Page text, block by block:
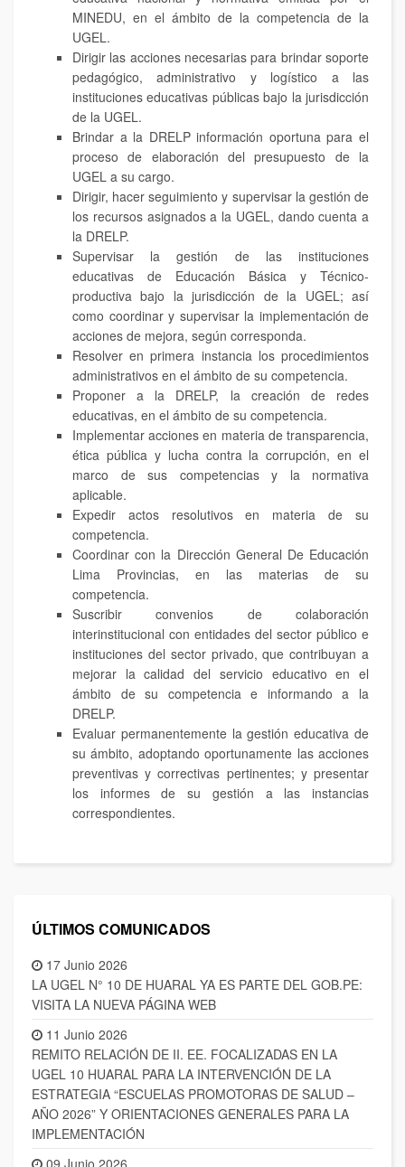
MINEDU, en el ámbito de la competencia de la
UGEL.
Dirigir las acciones necesarias para brindar soporte
pedagógico, administrativo y logístico a las
instituciones educativas públicas bajo la jurisdicción
de la UGEL.
Brindar a la DRELP información oportuna para el
proceso de elaboración del presupuesto de la
UGEL a su cargo.
Dirigir, hacer seguimiento y supervisar la gestión de
los recursos asignados a la UGEL, dando cuenta a
la DRELP.
Supervisar la gestión de las instituciones
educativas de Educación Básica y Técnico-
productiva bajo la jurisdicción de la UGEL; así
como coordinar y supervisar la implementación de
acciones de mejora, según corresponda.
Resolver en primera instancia los procedimientos
administrativos en el ámbito de su competencia.
Proponer a la DRELP, la creación de redes
educativas, en el ámbito de su competencia.
Implementar acciones en materia de transparencia,
ética pública y lucha contra la corrupción, en el
marco de sus competencias y la normativa
aplicable.
Expedir actos resolutivos en materia de su
competencia.
Coordinar con la Dirección General De Educación
Lima Provincias, en las materias de su
competencia.
Suscribir convenios de colaboración
interinstitucional con entidades del sector público e
instituciones del sector privado, que contribuyan a
mejorar la calidad del servicio educativo en el
ámbito de su competencia e informando a la
DRELP.
Evaluar permanentemente la gestión educativa de
su ámbito, adoptando oportunamente las acciones
preventivas y correctivas pertinentes; y presentar
los informes de su gestión a las instancias
correspondientes.
ÚLTIMOS COMUNICADOS
17 Junio 2026
LA UGEL N° 10 DE HUARAL YA ES PARTE DEL GOB.PE:
VISITA LA NUEVA PÁGINA WEB
11 Junio 2026
REMITO RELACIÓN DE II. EE. FOCALIZADAS EN LA
UGEL 10 HUARAL PARA LA INTERVENCIÓN DE LA
ESTRATEGIA “ESCUELAS PROMOTORAS DE SALUD –
AÑO 2026” Y ORIENTACIONES GENERALES PARA LA
IMPLEMENTACIÓN
09 Junio 2026